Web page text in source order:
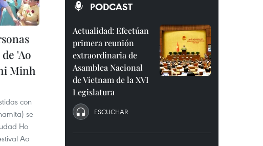
'Ao
Minh
con
se
Ho
Ao
PODCAST
Actualidad: Efectúan
primera reunión
extraordinaria de
Asamblea Nacional
de Vietnam de la XVI
Legislatura
ESCUCHAR